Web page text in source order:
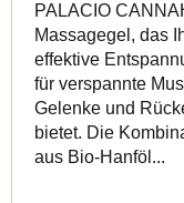
PALACIO
Massagegel, das
effektive
für verspannte
Gelenke und
bietet. Die
aus Bio-Hanföl...